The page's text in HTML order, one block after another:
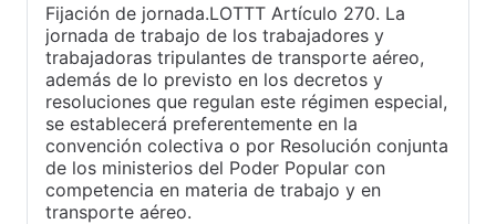
Fijación de jornada.LOTTT Artículo 270. La
jornada de trabajo de los trabajadores y
trabajadoras tripulantes de transporte aéreo,
además de lo previsto en los decretos y
resoluciones que regulan este régimen especial,
se establecerá preferentemente en la
convención colectiva o por Resolución conjunta
de los ministerios del Poder Popular con
competencia en materia de trabajo y en
transporte aéreo.